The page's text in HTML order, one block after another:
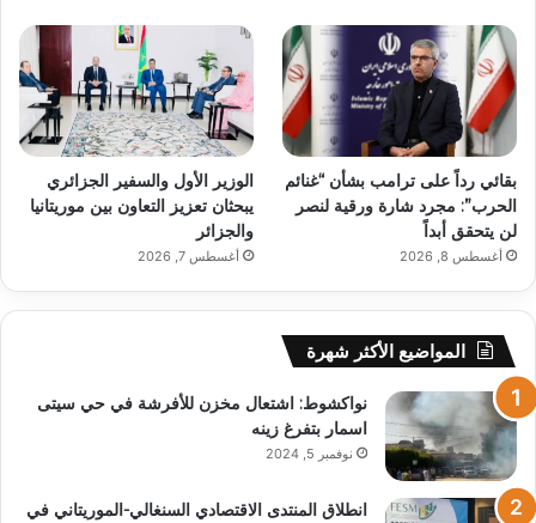
بقائي رداً على ترامب بشأن “غنائم
الحرب”: مجرد شارة ورقية لنصر
لن يتحقق أبداً
أغسطس 8, 2026
الوزير الأول والسفير الجزائري
يبحثان تعزيز التعاون بين موريتانيا
والجزائر
أغسطس 7, 2026
المواضيع الأكثر شهرة
نواكشوط: اشتعال مخزن للأفرشة في حي سيتى
اسمار بتفرغ زينه
نوفمبر 5, 2024
انطلاق المنتدى الاقتصادي السنغالي-الموريتاني في